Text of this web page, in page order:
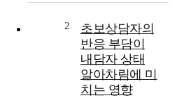
2
초보상담자의
반응 부담이
내담자 상태
알아차림에 미
치는 영향